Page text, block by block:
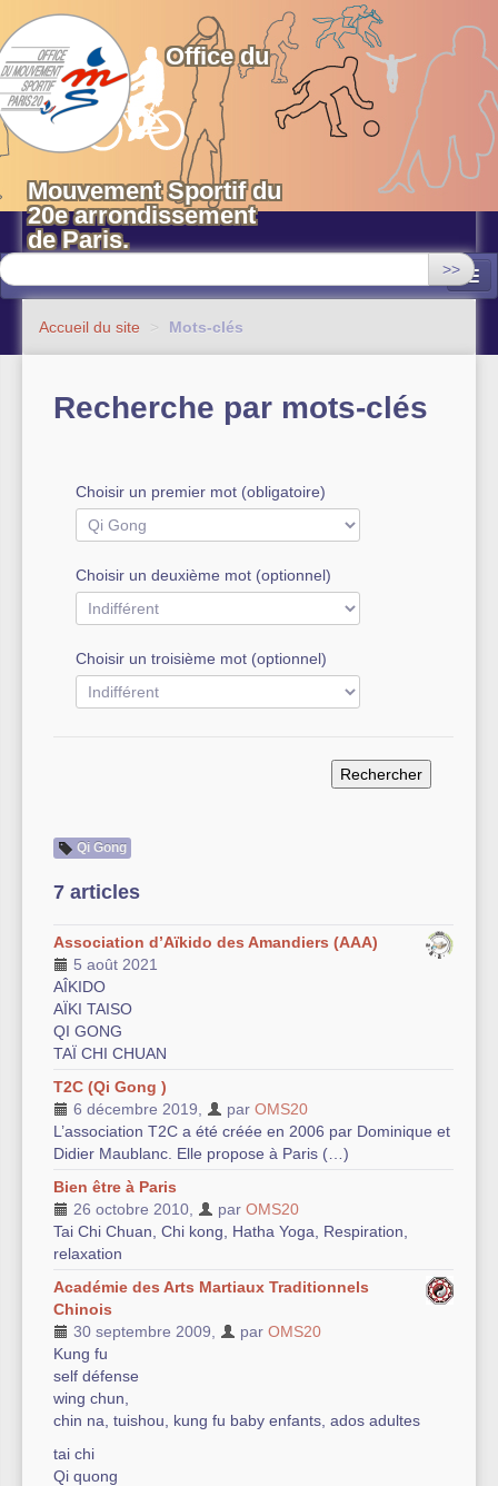
OMS 20 Paris
Office du
Mouvement Sportif du
20e arrondissement
de Paris.
>>
Equipements sportifs municipaux
OMS 20
Actualités
Autre équipement sportif
Actualités des associations
Accueil du site > Mots-clés
Recherche par mots-clés
Choisir un premier mot (obligatoire)
Choisir un deuxième mot (optionnel)
Choisir un troisième mot (optionnel)
Qi Gong
7 articles
Association d’Aïkido des Amandiers (AAA)
5 août 2021
AÎKIDO
AÏKI TAISO
QI GONG
TAÏ CHI CHUAN
T2C (Qi Gong )
6 décembre 2019
par OMS20
L’association T2C a été créée en 2006 par Dominique et
Didier Maublanc. Elle propose à Paris (…)
Bien être à Paris
26 octobre 2010
par OMS20
Tai Chi Chuan, Chi kong, Hatha Yoga, Respiration,
relaxation
Académie des Arts Martiaux Traditionnels
Chinois
30 septembre 2009
par OMS20
Kung fu
self défense
wing chun,
chin na, tuishou, kung fu baby enfants, ados adultes
tai chi
Qi quong